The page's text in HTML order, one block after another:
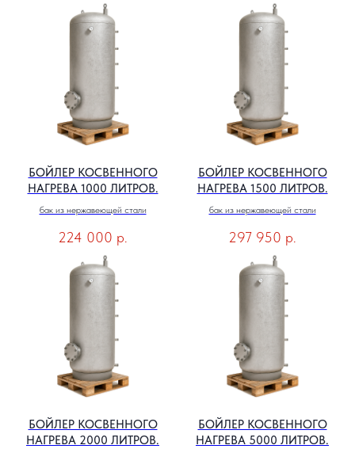
БОЙЛЕР КОСВЕННОГО
НАГРЕВА 1000 ЛИТРОВ.
бак из нержавеющей стали
224 000 р.
БОЙЛЕР КОСВЕННОГО
НАГРЕВА 1500 ЛИТРОВ.
бак из нержавеющей стали
297 950 р.
БОЙЛЕР КОСВЕННОГО
НАГРЕВА 2000 ЛИТРОВ.
БОЙЛЕР КОСВЕННОГО
НАГРЕВА 5000 ЛИТРОВ.